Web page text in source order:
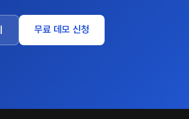
무료 데모 신청